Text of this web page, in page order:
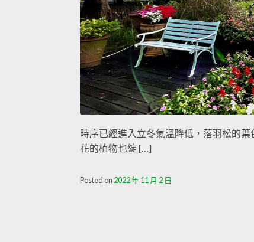
時序已經進入立冬氣溫降低，落羽松的
花的植物也綻 […]
Posted on 2022 年 11 月 2 日